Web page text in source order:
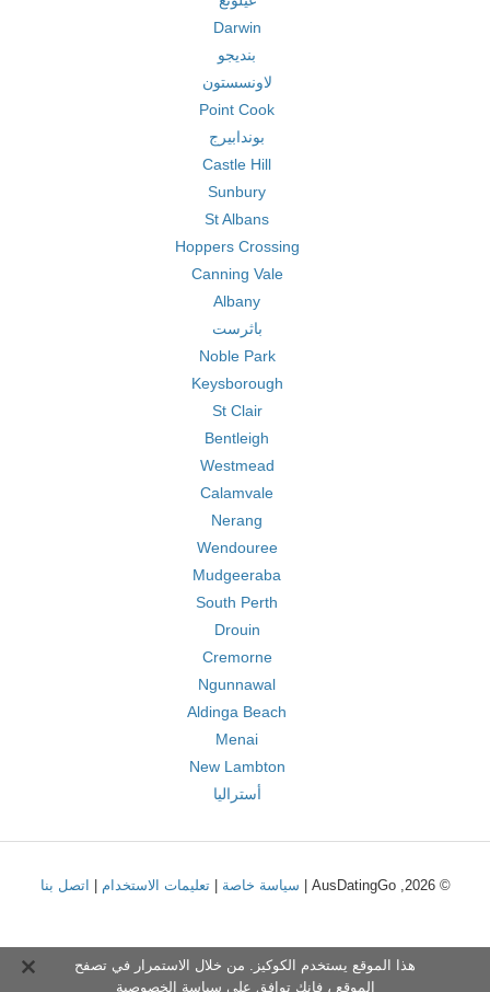
Darwin
بنديجو
لاونسستون
Point Cook
بوندابيرج
Castle Hill
Sunbury
St Albans
Hoppers Crossing
Canning Vale
Albany
باثرست
Noble Park
Keysborough
St Clair
Bentleigh
Westmead
Calamvale
Nerang
Wendouree
Mudgeeraba
South Perth
Drouin
Cremorne
Ngunnawal
Aldinga Beach
Menai
New Lambton
أستراليا
© 2026, AusDatingGo | سياسة خاصة |تعليمات الاستخدام اتصل بنا
هذا الموقع يستخدم الكوكيز. من خلال الاستمرار في تصفح
الموقع ، فإنك توافق على سياسة الخصوصية